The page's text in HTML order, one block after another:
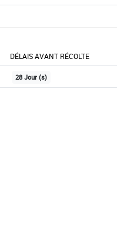
DÉLAIS AVANT RÉCOLTE
28 Jour (s)